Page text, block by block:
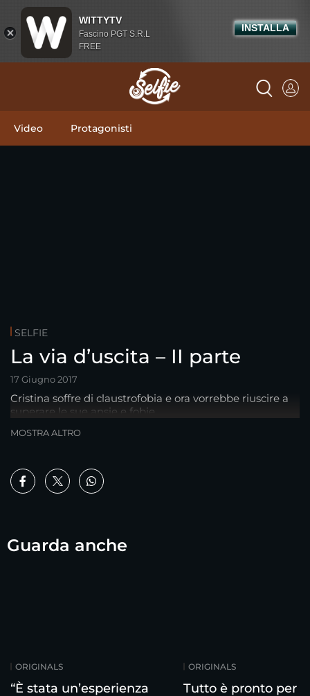
Video Protagonisti
SELFIE
La via d’uscita – II parte
17 Giugno 2017
Cristina soffre di claustrofobia e ora vorrebbe riuscire a
superare le sue ansie e fobie …
MOSTRA ALTRO
Guarda anche
ORIGINALS
“È stata un’esperienza
ORIGINALS
Tutto è pronto per
WITTYTV
Fascino PGT S.R.L
FREE
INSTALLA